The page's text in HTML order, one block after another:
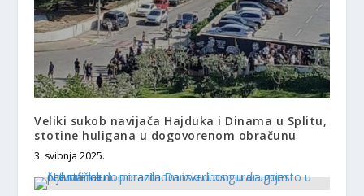
Veliki sukob navijača Hajduka i Dinama u Splitu,
stotine huligana u dogovorenom obračunu
3. svibnja 2025.